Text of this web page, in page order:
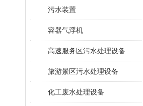
污水装置
容器气浮机
高速服务区污水处理设备
旅游景区污水处理设备
化工废水处理设备